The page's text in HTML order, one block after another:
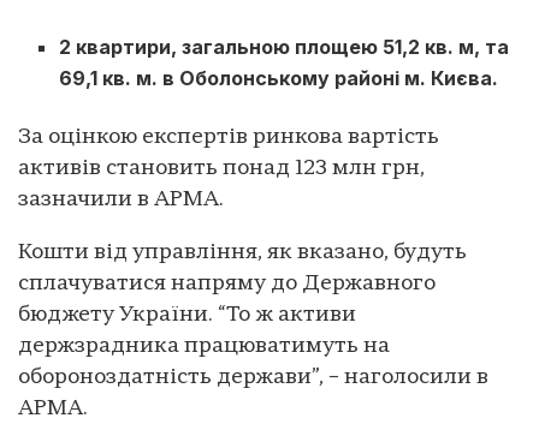
2 квартири, загальною площею 51,2 кв. м, та
69,1 кв. м. в Оболонському районі м. Києва.
За оцінкою експертів ринкова вартість
активів становить понад 123 млн грн,
зазначили в АРМА.
Кошти від управління, як вказано, будуть
сплачуватися напряму до Державного
бюджету України. “То ж активи
держзрадника працюватимуть на
обороноздатність держави”, – наголосили в
АРМА.